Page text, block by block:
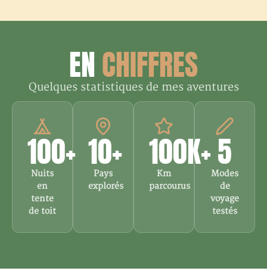
ENCHIFFRES
Quelques statistiques de mes aventures
100+
Nuits
en
tente
de toit
10+
Pays
explorés
100K+
Km
parcourus
5
Modes
de
voyage
testés